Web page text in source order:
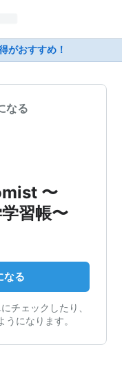
がおすすめ！
なる
〜
習帳〜
なる
チェックしたり、
になります。